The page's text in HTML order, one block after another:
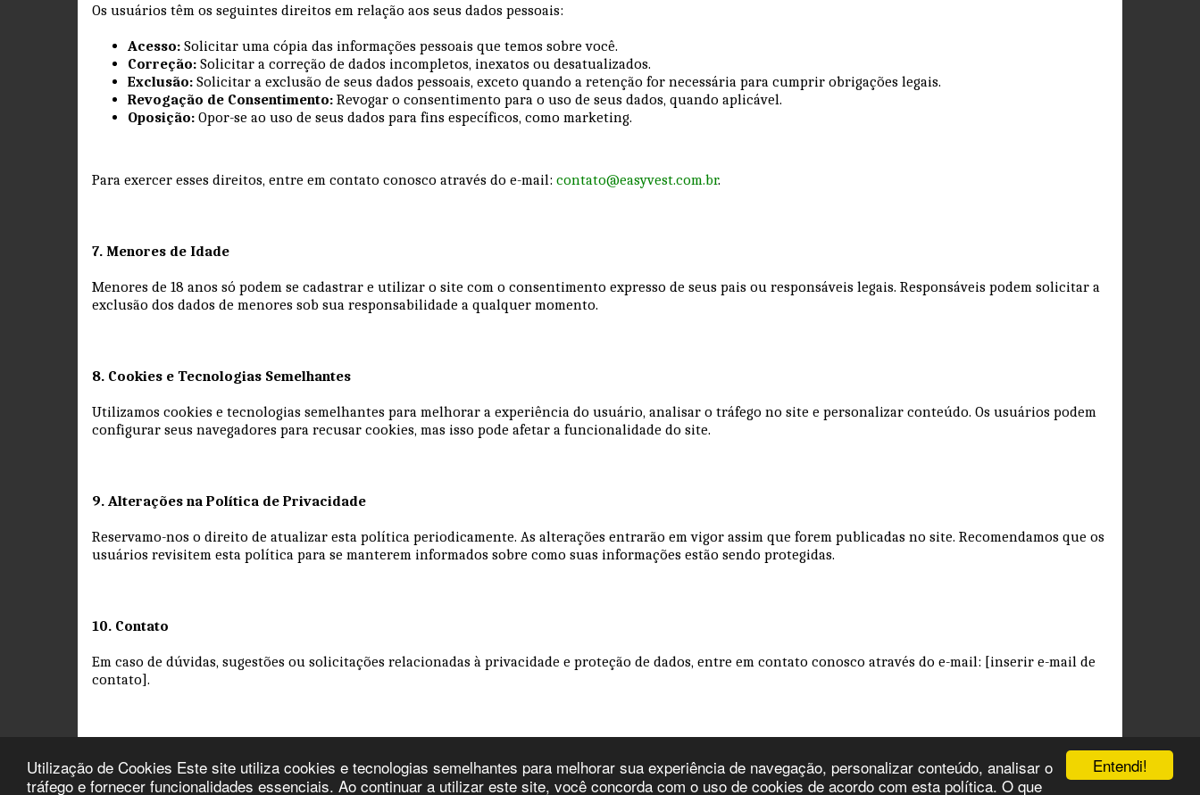
Entendi!
Utilização de Cookies Este site utiliza cookies e tecnologias semelhantes para melhorar sua experiência de navegação, personalizar conteúdo, analisar o
tráfego e fornecer funcionalidades essenciais. Ao continuar a utilizar este site, você concorda com o uso de cookies de acordo com esta política. O que
Os usuários têm os seguintes direitos em relação aos seus dados pessoais:
Acesso: Solicitar uma cópia das informações pessoais que temos sobre você.
Correção: Solicitar a correção de dados incompletos, inexatos ou desatualizados.
Exclusão: Solicitar a exclusão de seus dados pessoais, exceto quando a retenção for necessária para cumprir obrigações legais.
Revogação de Consentimento: Revogar o consentimento para o uso de seus dados, quando aplicável.
Oposição: Opor-se ao uso de seus dados para fins específicos, como marketing.
Para exercer esses direitos, entre em contato conosco através do e-mail: contato@easyvest.com.br.
7. Menores de Idade
Menores de 18 anos só podem se cadastrar e utilizar o site com o consentimento expresso de seus pais ou responsáveis legais. Responsáveis podem solicitar a
exclusão dos dados de menores sob sua responsabilidade a qualquer momento.
8. Cookies e Tecnologias Semelhantes
Utilizamos cookies e tecnologias semelhantes para melhorar a experiência do usuário, analisar o tráfego no site e personalizar conteúdo. Os usuários podem
configurar seus navegadores para recusar cookies, mas isso pode afetar a funcionalidade do site.
9. Alterações na Política de Privacidade
Reservamo-nos o direito de atualizar esta política periodicamente. As alterações entrarão em vigor assim que forem publicadas no site. Recomendamos que os
usuários revisitem esta política para se manterem informados sobre como suas informações estão sendo protegidas.
10. Contato
Em caso de dúvidas, sugestões ou solicitações relacionadas à privacidade e proteção de dados, entre em contato conosco através do e-mail: [inserir e-mail de
contato].